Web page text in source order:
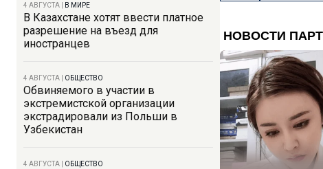
4 АВГУСТА В МИРЕ
В Казахстане хотят ввести платное
разрешение на въезд для
иностранцев
4 АВГУСТА ОБЩЕСТВО
Обвиняемого в участии в
экстремистской организации
экстрадировали из Польши в
Узбекистан
4 АВГУСТА ОБЩЕСТВО